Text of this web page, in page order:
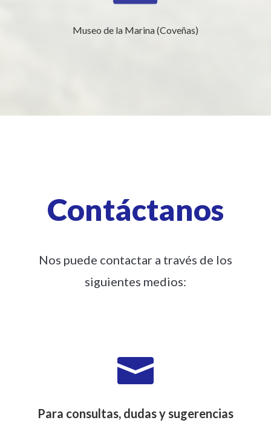
Museo de la Marina (Coveñas)
Contáctanos
Nos puede contactar a través de los
siguientes medios:

Para consultas, dudas y sugerencias